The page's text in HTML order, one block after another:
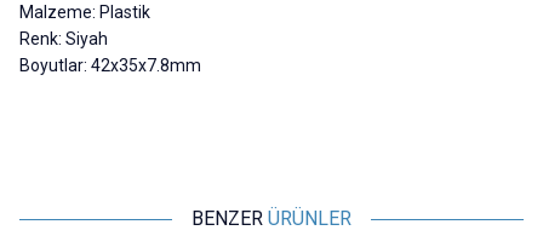
Malzeme: Plastik
Renk: Siyah
Boyutlar: 42x35x7.8mm
BENZER ÜRÜNLER